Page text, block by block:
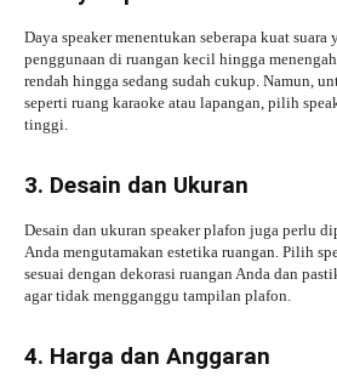
Daya speaker menentukan seberapa kuat
penggunaan di ruangan kecil hingga
rendah hingga sedang sudah cukup. Namun,
seperti ruang karaoke atau lapangan, pilih
tinggi.
3. Desain dan Ukuran
Desain dan ukuran speaker plafon juga perlu
Anda mengutamakan estetika ruangan. Pilih
sesuai dengan dekorasi ruangan Anda dan
agar tidak mengganggu tampilan plafon.
4. Harga dan Anggaran